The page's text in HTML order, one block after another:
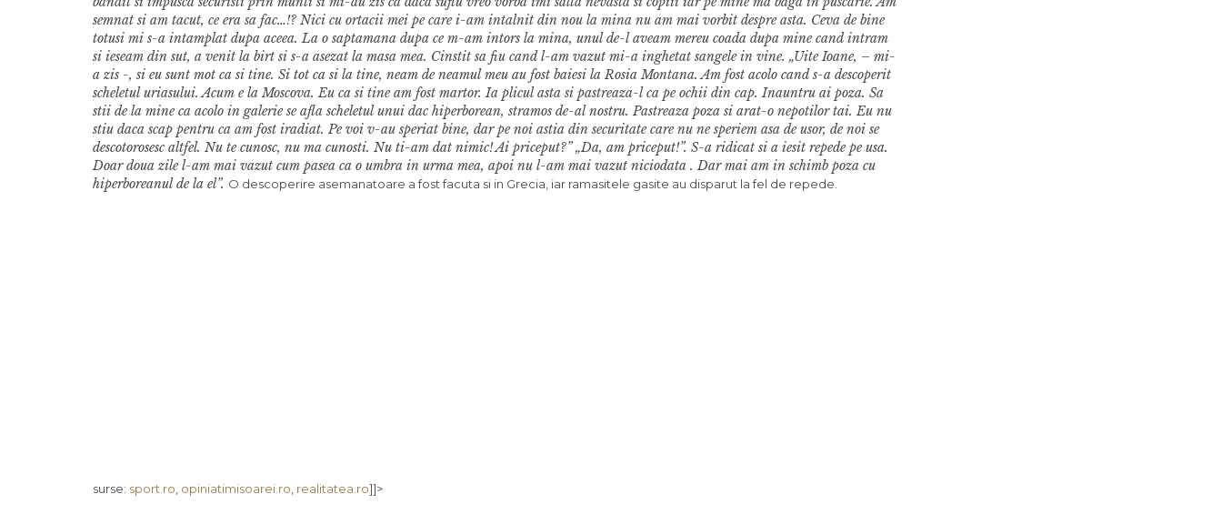
semnat si am tacut, ce era sa fac…!? Nici cu ortacii mei pe care i-am intalnit din nou la mina nu am mai vorbit despre asta. Ceva de bine
totusi mi s-a intamplat dupa aceea. La o saptamana dupa ce m-am intors la mina, unul de-l aveam mereu coada dupa mine cand intram
si ieseam din sut, a venit la birt si s-a asezat la masa mea. Cinstit sa fiu cand l-am vazut mi-a inghetat sangele in vine. „Uite Ioane, – mi-
a zis -, si eu sunt mot ca si tine. Si tot ca si la tine, neam de neamul meu au fost baiesi la Rosia Montana. Am fost acolo cand s-a descoperit
scheletul uriasului. Acum e la Moscova. Eu ca si tine am fost martor. Ia plicul asta si pastreaza-l ca pe ochii din cap. Inauntru ai poza. Sa
stii de la mine ca acolo in galerie se afla scheletul unui dac hiperborean, stramos de-al nostru. Pastreaza poza si arat-o nepotilor tai. Eu nu
stiu daca scap pentru ca am fost iradiat. Pe voi v-au speriat bine, dar pe noi astia din securitate care nu ne speriem asa de usor, de noi se
descotorosesc altfel. Nu te cunosc, nu ma cunosti. Nu ti-am dat nimic! Ai priceput?” „Da, am priceput!”. S-a ridicat si a iesit repede pe usa.
Doar doua zile l-am mai vazut cum pasea ca o umbra in urma mea, apoi nu l-am mai vazut niciodata . Dar mai am in schimb poza cu
hiperboreanul de la el”. O descoperire asemanatoare a fost facuta si in Grecia, iar ramasitele gasite au disparut la fel de repede.
surse: sport.ro opiniatimisoarei.ro realitatea.ro]]>